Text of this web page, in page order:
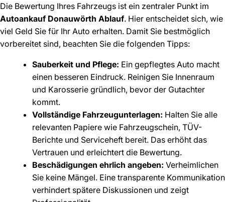
Die Bewertung Ihres Fahrzeugs ist ein zentraler Punkt im
Autoankauf Donauwörth Ablauf. Hier entscheidet sich, wie
viel Geld Sie für Ihr Auto erhalten. Damit Sie bestmöglich
vorbereitet sind, beachten Sie die folgenden Tipps:
Sauberkeit und Pflege: Ein gepflegtes Auto macht
einen besseren Eindruck. Reinigen Sie Innenraum
und Karosserie gründlich, bevor der Gutachter
kommt.
Vollständige Fahrzeugunterlagen: Halten Sie alle
relevanten Papiere wie Fahrzeugschein, TÜV-
Berichte und Serviceheft bereit. Das erhöht das
Vertrauen und erleichtert die Bewertung.
Beschädigungen ehrlich angeben: Verheimlichen
Sie keine Mängel. Eine transparente Kommunikation
verhindert spätere Diskussionen und zeigt